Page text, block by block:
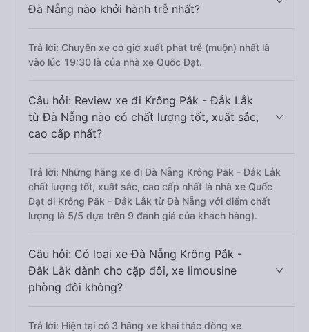
Đà Nẵng nào khởi hành trễ nhất?
Trả lời: Chuyến xe có giờ xuất phát trễ (muộn) nhất là
vào lúc 19:30 là của nhà xe Quốc Đạt.
Câu hỏi: Review xe đi Krông Pắk - Đắk Lắk
từ Đà Nẵng nào có chất lượng tốt, xuất sắc,
cao cấp nhất?
Trả lời: Những hãng xe đi Đà Nẵng Krông Pắk - Đắk Lắk
chất lượng tốt, xuất sắc, cao cấp nhất là nhà xe Quốc
Đạt đi Krông Pắk - Đắk Lắk từ Đà Nẵng với điểm chất
lượng là 5/5 dựa trên 9 đánh giá của khách hàng).
Câu hỏi: Có loại xe Đà Nẵng Krông Pắk -
Đắk Lắk dành cho cặp đôi, xe limousine
phòng đôi không?
Trả lời: Hiện tại có 3 hãng xe khai thác dòng xe